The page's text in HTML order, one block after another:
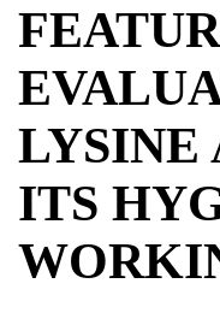
LYSINE
ITS